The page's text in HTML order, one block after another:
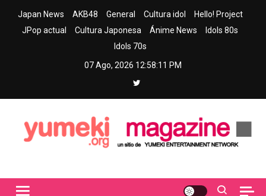
Japan News AKB48 General Cultura idol
Hello! Project
JPop actual
Cultura Japonesa Ánime News
Idols 80s
Idols 70s
07 Ago, 2026 12:58:12 PM